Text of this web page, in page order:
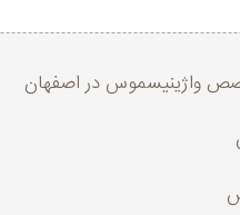
واژینیسموس در اصفهان